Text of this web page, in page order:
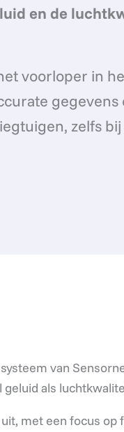
en de
voorloper in
gegevens
zelfs
van
als
met een focus